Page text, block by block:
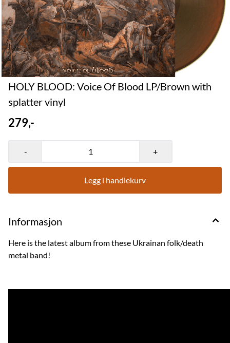
HOLY BLOOD: Voice Of Blood LP/Brown with
splatter vinyl
279,-
- +
Legg i handlekurv
Informasjon
Here is the latest album from these Ukrainan folk/death
metal band!